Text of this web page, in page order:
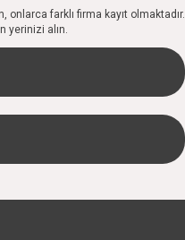
farklı firma kayıt olmaktadır.
yerinizi alın.